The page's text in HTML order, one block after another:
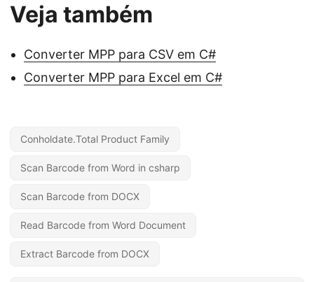
Veja também
Converter MPP para CSV em C#
Converter MPP para Excel em C#
Conholdate.Total Product Family
Scan Barcode from Word in csharp
Scan Barcode from DOCX
Read Barcode from Word Document
Extract Barcode from DOCX